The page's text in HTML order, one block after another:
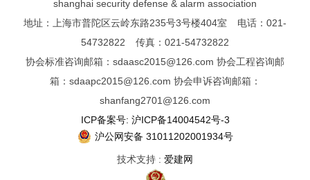
shanghai security defense & alarm association
地址：上海市普陀区云岭东路235号3号楼404室 电话：021-
54732822 传真：021-54732822
协会标准咨询邮箱：sdaasc2015@126.com 协会工程咨询邮
箱：sdaapc2015@126.com 协会申诉咨询邮箱：
shanfang2701@126.com
ICP备案号: 沪ICP备14004542号-3
沪公网安备 31011202001934号
技术支持 : 爱建网